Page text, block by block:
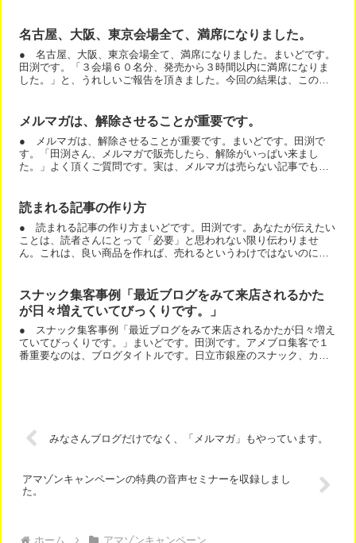
名古屋、大阪、東京会場全て、満席になりました。
● 名古屋、大阪、東京会場全て、満席になりました。まいどです。
田渕です。「３会場６０名分、発売から３時間以内に満席になりま
した。」と、うれしいご報告を頂きました。今回の結果は、このセ
メルマガは、解除させることが重要です。
● メルマガは、解除させることが重要です。まいどです。田渕で
す。「田渕さん、メルマガで販売したら、解除がいっぱい来まし
た。」よく頂くご質問です。実は、メルマガは売らない記事でも、
読まれる記事の作り方
● 読まれる記事の作り方まいどです。田渕です。あなたが伝えたい
ことは、読者さんにとって「必要」と思われない限り伝わりませ
ん。これは、良い商品を作れば、売れるというわけではないのに、
スナック集客事例「最近ブログをみて来店されるかた
が日々増えていてびっくりです。」
● スナック集客事例「最近ブログをみて来店されるかたが日々増え
ていてびっくりです。」まいどです。田渕です。アメブロ集客で１
番重要なのは、ブログタイトルです。日立市銀座のスナック、カラ
みなさんブログだけでなく、「メルマガ」もやっています。
アマゾンキャンペーンの特典の音声セミナーを収録しまし
た。
ホーム アマゾンキャンペーン